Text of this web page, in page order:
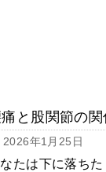
と股関節の関
2026年1月25日
たは下に落ち